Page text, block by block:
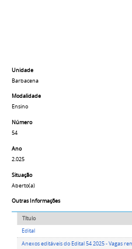
Unidade
Barbacena
Modalidade
Ensino
Número
54
Ano
2.025
Situação
Aberto(a)
Outras Informações
Título
Edital
Anexos editáveis do Edital 54 2025 - Vagas